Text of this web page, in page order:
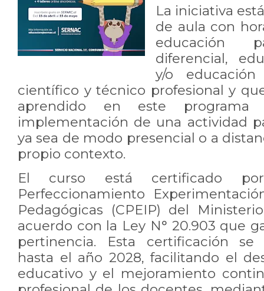
La iniciativa
de aula con
educación
diferencial,
y/o
científico y técnico profesional y
aprendido en este
implementación de una actividad
ya sea de modo presencial o a
propio contexto.
El curso está certificado
Perfeccionamiento
Pedagógicas (CPEIP) del
acuerdo con la Ley N° 20.903 que
pertinencia. Esta certificación se
hasta el año 2028, facilitando el
educativo y el mejoramiento